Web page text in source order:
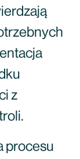
z
procesu